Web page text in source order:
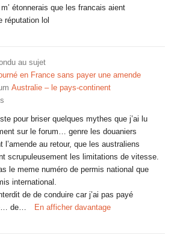
étonnerais que les francais aient
réputation lol
au sujet
en France sans payer une amende
Australie – le pays-continent
pour briser quelques mythes que j’ai lu
sur le forum… genre les douaniers
l’amende au retour, que les australiens
scrupuleusement les limitations de vitesse.
le meme numéro de permis national que
international.
de de conduire car j’ai pas payé
de…
En afficher davantage